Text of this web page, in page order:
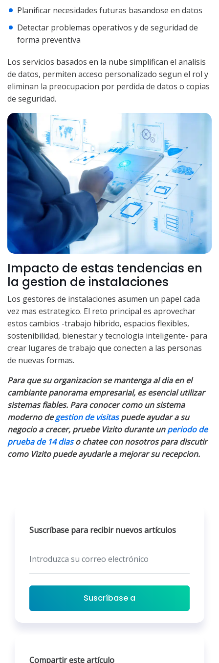
Planificar necesidades futuras basandose en datos
Detectar problemas operativos y de seguridad de
forma preventiva
Los servicios basados en la nube simplifican el analisis
de datos, permiten acceso personalizado segun el rol y
eliminan la preocupacion por perdida de datos o copias
de seguridad.
Impacto de estas tendencias en
la gestion de instalaciones
Los gestores de instalaciones asumen un papel cada
vez mas estrategico. El reto principal es aprovechar
estos cambios -trabajo hibrido, espacios flexibles,
sostenibilidad, bienestar y tecnologia inteligente- para
crear lugares de trabajo que conecten a las personas
de nuevas formas.
Para que su organizacion se mantenga al dia en el
cambiante panorama empresarial, es esencial utilizar
sistemas fiables. Para conocer como un sistema
moderno degestion de visitaspuede ayudar a su
negocio a crecer, pruebe Vizito durante unperiodo de
prueba de 14 diaso chatee con nosotros para discutir
como Vizito puede ayudarle a mejorar su recepcion.
Suscríbase para recibir nuevos artículos
Suscríbase a
Compartir este artículo